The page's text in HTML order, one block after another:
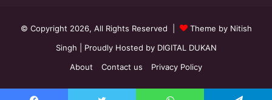
© Copyright 2026, All Rights Reserved |
Theme by Nitish
Singh | Proudly Hosted by DIGITAL DUKAN
About
Contact us Privacy Policy